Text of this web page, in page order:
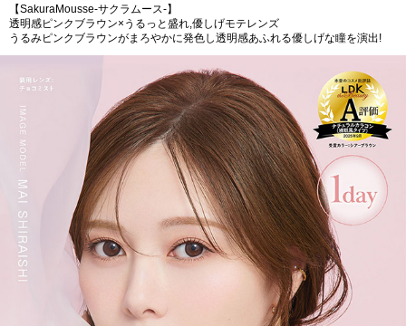
【SakuraMousse-サクラムース-】
透明感ピンクブラウン×うるっと盛れ,優しげモテレンズ
うるみピンクブラウンがまろやかに発色し透明感あふれる優しげな瞳を演出!